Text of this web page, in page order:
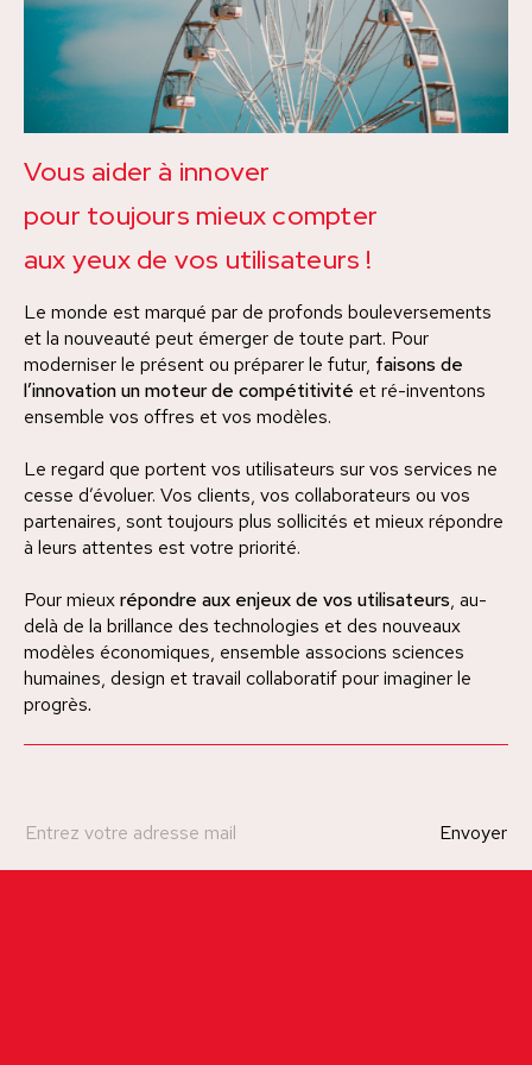
Vous aider à innover
pour toujours mieux compter
aux yeux de vos utilisateurs !
Le monde est marqué par de profonds bouleversements
et la nouveauté peut émerger de toute part. Pour
moderniser le présent ou préparer le futur, faisons de
l’innovation un moteur de compétitivité et ré-inventons
ensemble vos offres et vos modèles.
Le regard que portent vos utilisateurs sur vos services ne
cesse d’évoluer. Vos clients, vos collaborateurs ou vos
partenaires, sont toujours plus sollicités et mieux répondre
à leurs attentes est votre priorité.
Pour mieuxrépondre aux enjeux de vos utilisateurs, au-
delà de la brillance des technologies et des nouveaux
modèles économiques, ensemble associons sciences
humaines, design et travail collaboratif pour imaginer le
progrès.